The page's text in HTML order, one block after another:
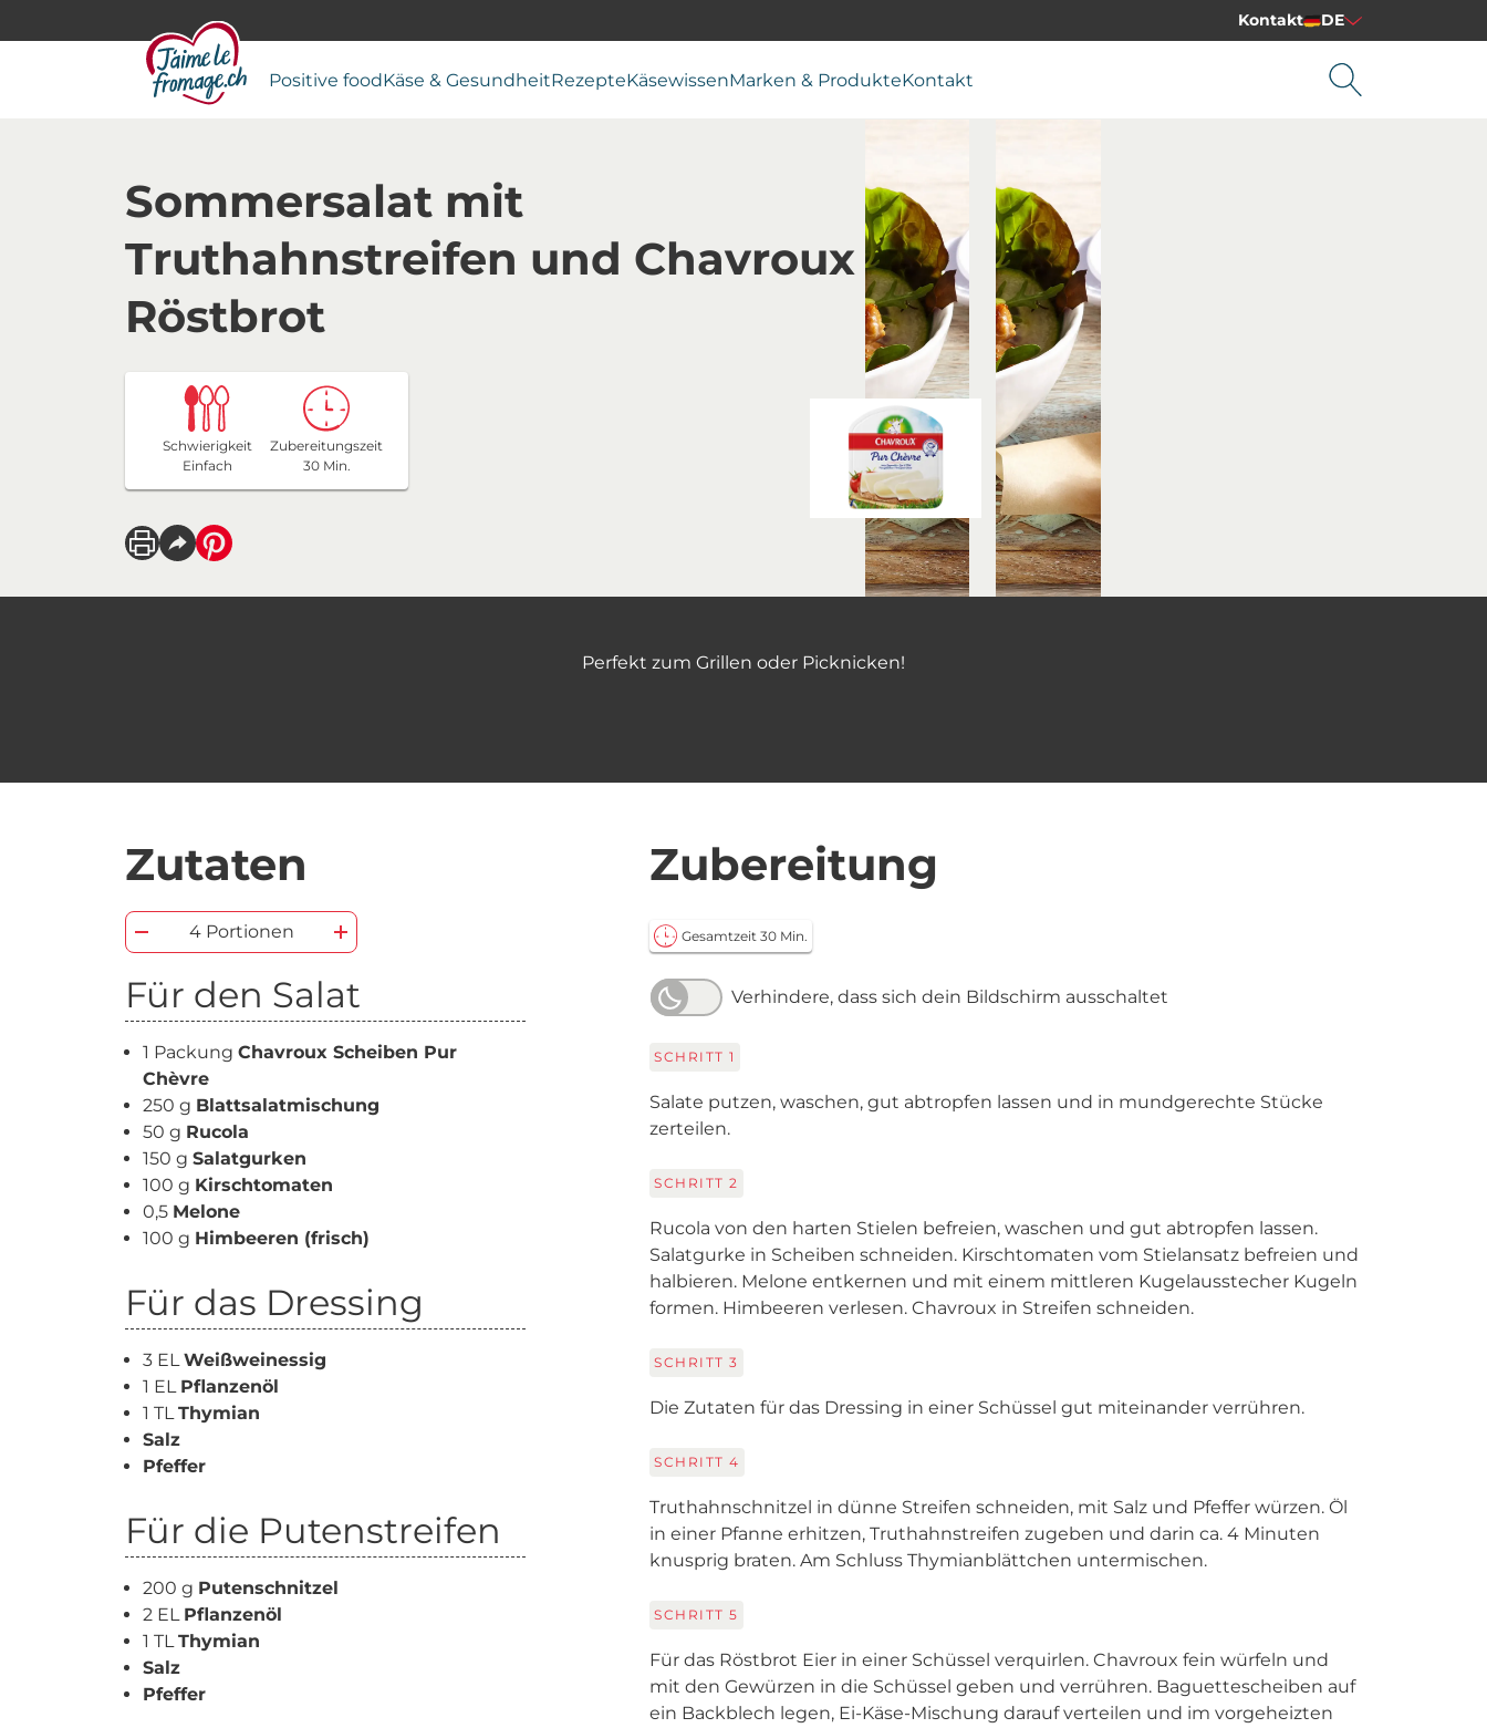
Kontakt DE
Positive foodKäse & GesundheitRezepteKäsewissenMarken & ProdukteKontakt
Sommersalat mit
Truthahnstreifen und Chavroux
Röstbrot
Schwierigkeit
Einfach
Zubereitungszeit
30 Min.
Perfekt zum Grillen oder Picknicken!
Zutaten
4 Portionen
Für den Salat
1 Packung Chavroux Scheiben Pur
Chèvre
250 g Blattsalatmischung
50 g Rucola
150 g Salatgurken
100 g Kirschtomaten
0,5 Melone
100 g Himbeeren (frisch)
Für das Dressing
3 ELWeißweinessig
1 EL Pflanzenöl
1 TLThymian
Salz
Pfeffer
Für die Putenstreifen
200 g Putenschnitzel
2 EL Pflanzenöl
1 TLThymian
Salz
Pfeffer
Zubereitung
Gesamtzeit 30 Min.
Verhindere, dass sich dein Bildschirm ausschaltet
SCHRITT 1
Salate putzen, waschen, gut abtropfen lassen und in mundgerechte Stücke
zerteilen.
SCHRITT 2
Rucola von den harten Stielen befreien, waschen und gut abtropfen lassen.
Salatgurke in Scheiben schneiden. Kirschtomaten vom Stielansatz befreien und
halbieren. Melone entkernen und mit einem mittleren Kugelausstecher Kugeln
formen. Himbeeren verlesen. Chavroux in Streifen schneiden.
SCHRITT 3
Die Zutaten für das Dressing in einer Schüssel gut miteinander verrühren.
SCHRITT 4
Truthahnschnitzel in dünne Streifen schneiden, mit Salz und Pfeffer würzen. Öl
in einer Pfanne erhitzen, Truthahnstreifen zugeben und darin ca. 4 Minuten
knusprig braten. Am Schluss Thymianblättchen untermischen.
SCHRITT 5
Für das Röstbrot Eier in einer Schüssel verquirlen. Chavroux fein würfeln und
mit den Gewürzen in die Schüssel geben und verrühren. Baguettescheiben auf
ein Backblech legen, Ei-Käse-Mischung darauf verteilen und im vorgeheizten